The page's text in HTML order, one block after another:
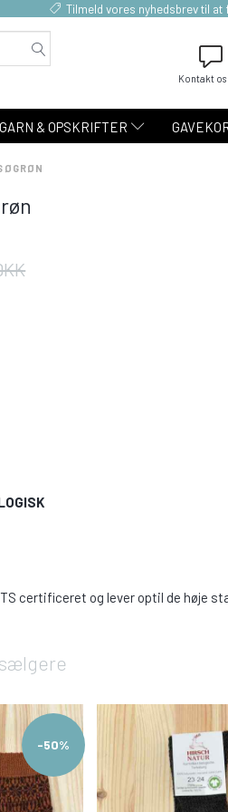
Tilmeld vores nyhedsbrev til at
Kontakt os
GARN & OPSKRIFTER
certificeret og lever optil de høje
-50%